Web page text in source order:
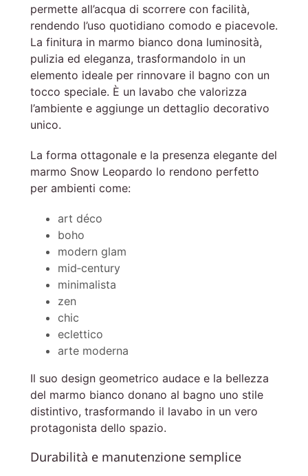
permette all’acqua di scorrere con facilità,
rendendo l’uso quotidiano comodo e piacevole.
La finitura in marmo bianco dona luminosità,
pulizia ed eleganza, trasformandolo in un
elemento ideale per rinnovare il bagno con un
tocco speciale. È un lavabo che valorizza
l’ambiente e aggiunge un dettaglio decorativo
unico.
La forma ottagonale e la presenza elegante del
marmo Snow Leopardo lo rendono perfetto
per ambienti come:
art déco
boho
modern glam
mid‑century
minimalista
zen
chic
eclettico
arte moderna
Il suo design geometrico audace e la bellezza
del marmo bianco donano al bagno uno stile
distintivo, trasformando il lavabo in un vero
protagonista dello spazio.
Durabilità e manutenzione semplice